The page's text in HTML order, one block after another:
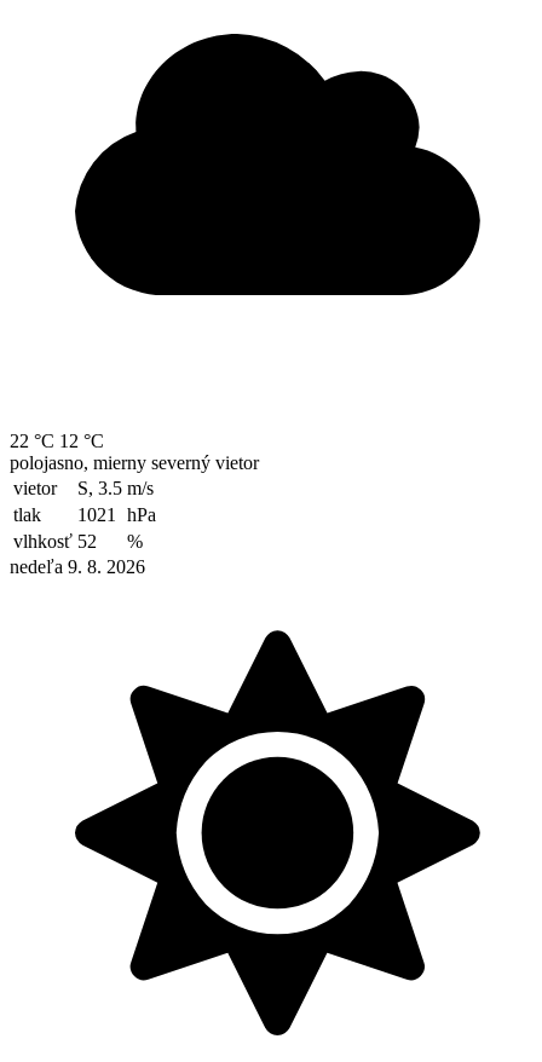
22 °C 12 °C
polojasno, mierny severný vietor
vietor
S, 3.5 m/s
tlak
1021
hPa
vlhkosť 52
%
nedeľa 9. 8. 2026